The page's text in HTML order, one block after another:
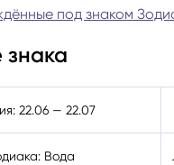
под знаком
знака
22.06 — 22.07
Вода